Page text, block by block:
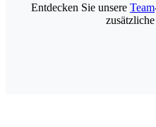
Entdecken Sie unsere Team